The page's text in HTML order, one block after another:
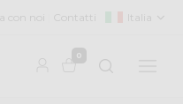
con noi Contatti Italia
0